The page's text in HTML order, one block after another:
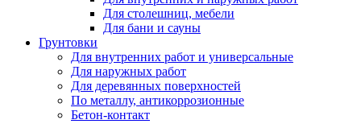
Для столешниц, мебели
Для бани и сауны
Грунтовки
Для внутренних работ и универсальные
Для наружных работ
Для деревянных поверхностей
По металлу, антикоррозионные
Бетон-контакт